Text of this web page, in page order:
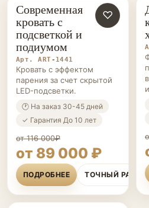
КРОВАТИ-
ПОДИУМЫ НА ЗАКАЗ
♡
Современная
кровать с
подсветкой и
подиумом
Арт. ART-1441
Кровать с эффектом
парения за счет скрытой
LED-подсветки.
🕐 На заказ 30-45 дней
✓ Гарантия До 10 лет
от 116 000₽
от 89 000 ₽
ПОДРОБНЕЕ ТОЧНЫЙ РАСЧЁТ